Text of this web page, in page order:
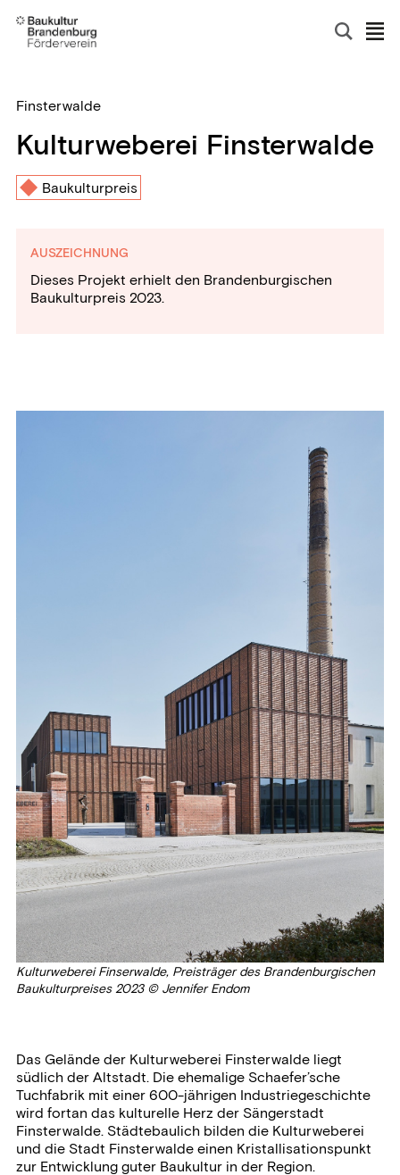
Finsterwalde
Kulturweberei Finsterwalde
Baukulturpreis
AUSZEICHNUNG
Dieses Projekt erhielt den Brandenburgischen
Baukulturpreis 2023.
Kulturweberei Finserwalde, Preisträger des Brandenburgischen
Baukulturpreises 2023 © Jennifer Endom
Das Gelände der Kulturweberei Finsterwalde liegt
südlich der Altstadt. Die ehemalige Schaefer’sche
Tuchfabrik mit einer 600-jährigen Industriegeschichte
wird fortan das kulturelle Herz der Sängerstadt
Finsterwalde. Städtebaulich bilden die Kulturweberei
und die Stadt Finsterwalde einen Kristallisationspunkt
zur Entwicklung guter Baukultur in der Region.